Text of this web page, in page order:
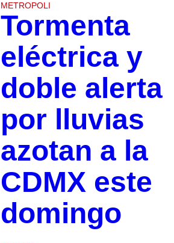
METROPOLI
Tormenta
eléctrica y
doble alerta
por lluvias
azotan a la
CDMX este
domingo